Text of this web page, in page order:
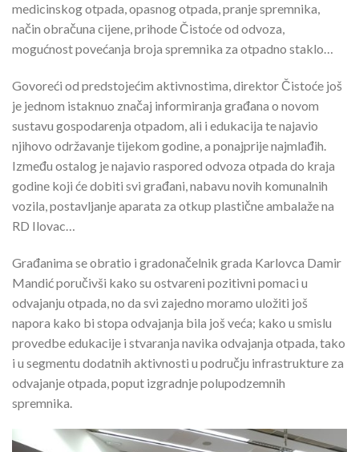
medicinskog otpada, opasnog otpada, pranje spremnika,
način obračuna cijene, prihode Čistoće od odvoza,
mogućnost povećanja broja spremnika za otpadno staklo…
Govoreći od predstojećim aktivnostima, direktor Čistoće još
je jednom istaknuo značaj informiranja građana o novom
sustavu gospodarenja otpadom, ali i edukacija te najavio
njihovo održavanje tijekom godine, a ponajprije najmlađih.
Između ostalog je najavio raspored odvoza otpada do kraja
godine koji će dobiti svi građani, nabavu novih komunalnih
vozila, postavljanje aparata za otkup plastične ambalaže na
RD Ilovac…
Građanima se obratio i gradonačelnik grada Karlovca Damir
Mandić poručivši kako su ostvareni pozitivni pomaci u
odvajanju otpada, no da svi zajedno moramo uložiti još
napora kako bi stopa odvajanja bila još veća; kako u smislu
provedbe edukacije i stvaranja navika odvajanja otpada, tako
i u segmentu dodatnih aktivnosti u području infrastrukture za
odvajanje otpada, poput izgradnje polupodzemnih
spremnika.